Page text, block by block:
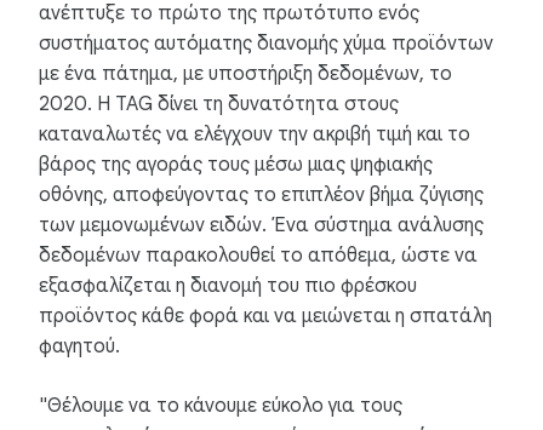
ανέπτυξε το πρώτο της πρωτότυπο ενός
συστήματος αυτόματης διανομής χύμα προϊόντων
με ένα πάτημα, με υποστήριξη δεδομένων, το
2020. Η TAG δίνει τη δυνατότητα στους
καταναλωτές να ελέγχουν την ακριβή τιμή και το
βάρος της αγοράς τους μέσω μιας ψηφιακής
οθόνης, αποφεύγοντας το επιπλέον βήμα ζύγισης
των μεμονωμένων ειδών. Ένα σύστημα ανάλυσης
δεδομένων παρακολουθεί το απόθεμα, ώστε να
εξασφαλίζεται η διανομή του πιο φρέσκου
προϊόντος κάθε φορά και να μειώνεται η σπατάλη
φαγητού.
"Θέλουμε να το κάνουμε εύκολο για τους